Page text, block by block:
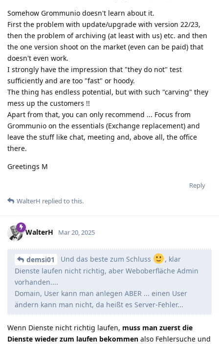
Somehow Grommunio doesn't learn about it.
First the problem with update/upgrade with version 22/23,
then the problem of archiving (at least with us) etc. and then
the one version shoot on the market (even can be paid) that
doesn't even work.
I strongly have the impression that "they do not" test
sufficiently and are too "fast" or hoody.
The thing has endless potential, but with such "carving" they
mess up the customers !!
Apart from that, you can only recommend ... Focus from
Grommunio on the essentials (Exchange replacement) and
leave the stuff like chat, meeting and, above all, the office
there.
Greetings M
Reply
WalterH replied to this.
WalterH Mar 20, 2025
demsi01 Und das beste zum Schluss
, klar
Dienste laufen nicht richtig, aber Weboberfläche Admin
vorhanden....
Domain, User kann man anlegen ABER ... einen User
ändern kann man nicht, da heißt es Server-Fehler...
Wenn Dienste nicht richtig laufen, muss man zuerst die
Dienste wieder zum laufen bekommen also Fehlersuche und